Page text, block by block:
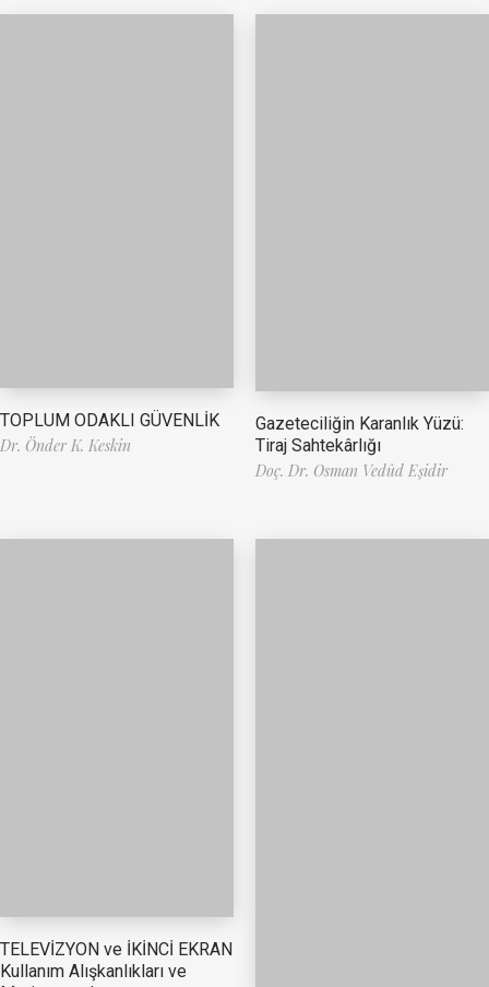
TOPLUM ODAKLI GÜVENLİK
Dr. Önder K. Keskin
Gazeteciliğin Karanlık Yüzü:
Tiraj Sahtekârlığı
Doç. Dr. Osman Vedûd Eşidir
TELEVİZYON ve İKİNCİ EKRAN
Kullanım Alışkanlıkları ve